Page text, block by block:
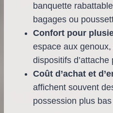
banquette
bagages ou
Confort pour
espace aux
dispositifs
Coût d’achat et
affichent souvent
possession plus